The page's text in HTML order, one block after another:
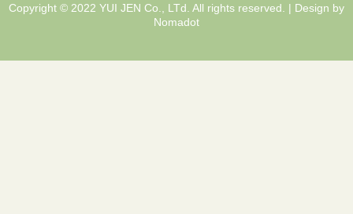
Copyright © 2022 YUI JEN Co., LTd. All rights reserved. | Design by
Nomadot